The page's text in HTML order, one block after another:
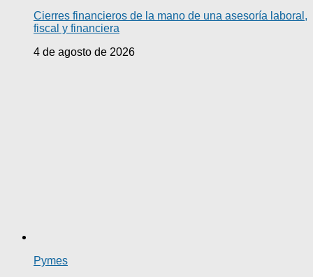
Cierres financieros de la mano de una asesoría laboral,
fiscal y financiera
4 de agosto de 2026
Pymes